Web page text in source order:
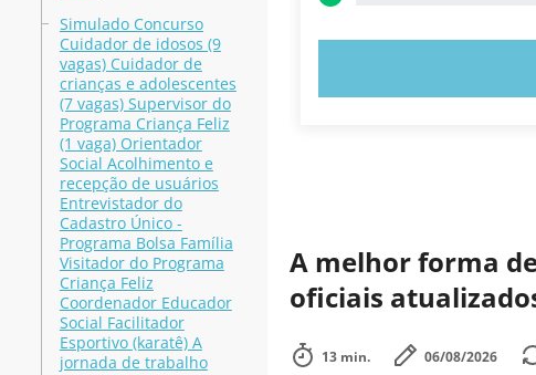
Simulado Concurso
Cuidador de idosos (9
vagas) Cuidador de
crianças e adolescentes
(7 vagas) Supervisor do
Programa Criança Feliz
(1 vaga) Orientador
Social Acolhimento e
recepção de usuários
Entrevistador do
Cadastro Único -
Programa Bolsa Família
Visitador do Programa
Criança Feliz
Coordenador Educador
Social Facilitador
Esportivo (karatê) A
jornada de trabalho
A melhor forma
oficiais
13 min. 06/08/2026